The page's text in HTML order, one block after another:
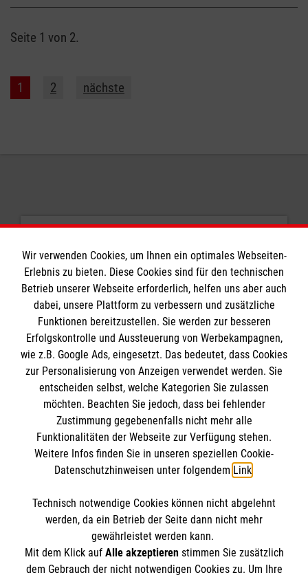
Seite 1 von 2.
1 2 nächste
malteser-hessen.de
malteser-rlp.de
malteser-saarland.de
Malteser.de
aware: Infos, Tipps und Geschichten rund
ums Ehrenamt
dabei: Magazin für ein erfülltes Leben im
Alter
Kontakt Themenübersicht
Mediadaten
Wir verwenden Cookies, um Ihnen ein optimales Webseiten-
Erlebnis zu bieten. Diese Cookies sind für den technischen
Betrieb unserer Webseite erforderlich, helfen uns aber auch
dabei, unsere Plattform zu verbessern und zusätzliche
Funktionen bereitzustellen. Sie werden zur besseren
Erfolgskontrolle und Aussteuerung von Werbekampagnen,
wie z.B. Google Ads, eingesetzt. Das bedeutet, dass Cookies
zur Personalisierung von Anzeigen verwendet werden. Sie
entscheiden selbst, welche Kategorien Sie zulassen
möchten. Beachten Sie jedoch, dass bei fehlender
Zustimmung gegebenenfalls nicht mehr alle
Funktionalitäten der Webseite zur Verfügung stehen.
Weitere Infos finden Sie in unseren speziellen Cookie-
Datenschutzhinweisen unter folgendem Link.
Technisch notwendige Cookies können nicht abgelehnt
werden, da ein Betrieb der Seite dann nicht mehr
gewährleistet werden kann.
Mit dem Klick auf Alle akzeptierenstimmen Sie zusätzlich
dem Gebrauch der nicht notwendigen Cookies zu. Um Ihre